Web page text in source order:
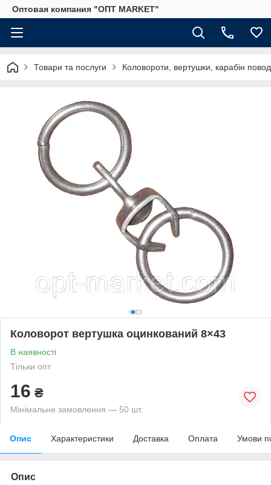
Оптовая компания "ОПТ MARKET"
Товари та послуги Коловороти, вертушки, карабін
Коловорот вертушка оцинкований 8×43
В наявності
Тільки опт
16 ₴
Мінімальне замовлення — 50 шт.
Опис Характеристики Доставка Оплата Умови
Опис